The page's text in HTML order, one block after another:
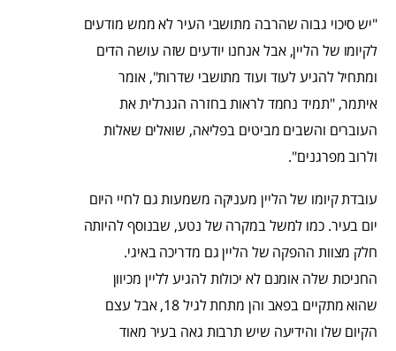
"יש סיכוי גבוה שהרבה מתושבי העיר לא ממש מודעים
לקיומו של הליין, אבל אנחנו יודעים שזה עושה הדים
ומתחיל להגיע לעוד ועוד מתושבי שדרות", אומר
איתמר, "תמיד נחמד לראות בחזרה הגנרלית את
העוברים והשבים מביטים בפליאה, שואלים שאלות
ולרוב מפרגנים".
עובדת קיומו של הליין מעניקה משמעות גם לחיי היום
יום בעיר. כמו למשל במקרה של נטע, שבנוסף להיותה
חלק מצוות ההפקה של הליין גם מדריכה באיגי.
החניכות שלה אומנם לא יכולות להגיע לליין מכיוון
שהוא מתקיים בפאב והן מתחת לגיל 18, אבל עצם
הקיום שלו והידיעה שיש תרבות גאה בעיר מאוד